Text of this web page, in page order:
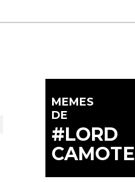
MEMES
DE
#LORD
CAMOTE